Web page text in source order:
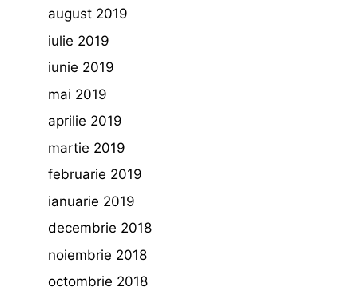
august 2019
iulie 2019
iunie 2019
mai 2019
aprilie 2019
martie 2019
februarie 2019
ianuarie 2019
decembrie 2018
noiembrie 2018
octombrie 2018